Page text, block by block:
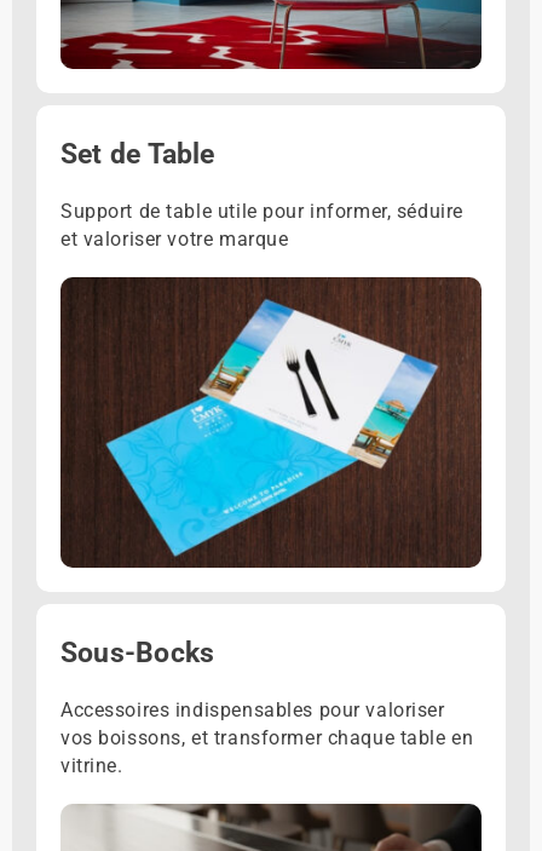
Set de Table
Support de table utile pour informer, séduire
et valoriser votre marque
Sous-Bocks
Accessoires indispensables pour valoriser
vos boissons, et transformer chaque table en
vitrine.